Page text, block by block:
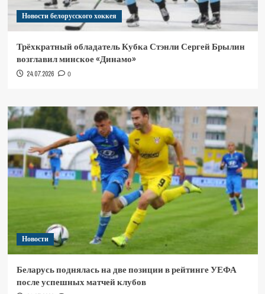
Новости белорусского хоккея
Трёхкратный обладатель Кубка Стэнли Сергей Брылин
возглавил минское «Динамо»
24.07.2026 0
Новости
Беларусь поднялась на две позиции в рейтинге УЕФА
после успешных матчей клубов